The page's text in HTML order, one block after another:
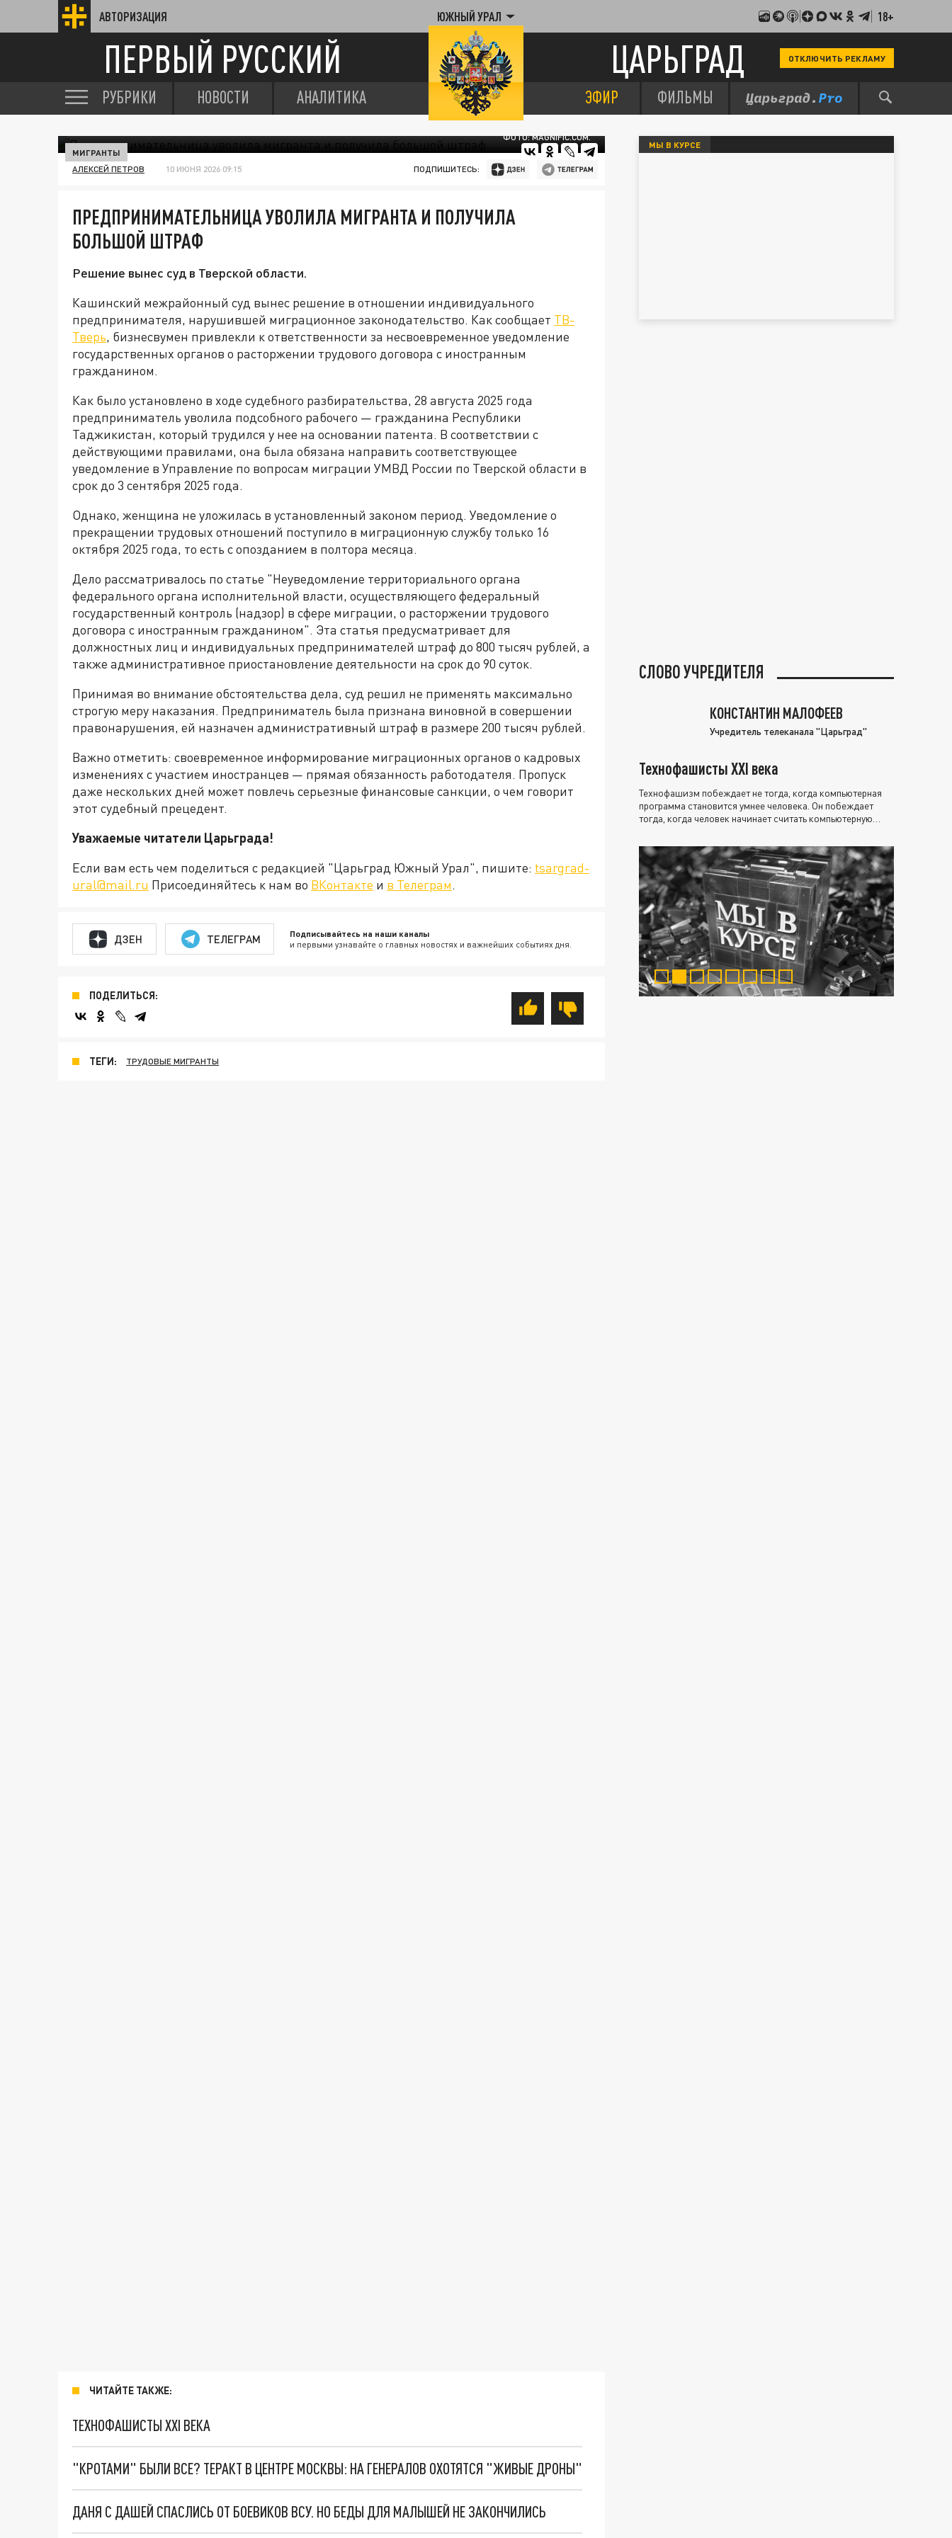
АВТОРИЗАЦИЯ ЮЖНЫЙ УРАЛ 18+
ПЕРВЫЙ РУССКИЙ ЦАРЬГРАД ОТКЛЮЧИТЬ РЕКЛАМУ
РУБРИКИ НОВОСТИ АНАЛИТИКА ЭФИР ФИЛЬМЫ
ФОТО: MAGNIFIC.COM.
МИГРАНТЫ
АЛЕКСЕЙ ПЕТРОВ 10 ИЮНЯ 2026 09:15 ПОДПИШИТЕСЬ:
ПРЕДПРИНИМАТЕЛЬНИЦА УВОЛИЛА МИГРАНТА И ПОЛУЧИЛА
БОЛЬШОЙ ШТРАФ
Решение вынес суд в Тверской области.
Кашинский межрайонный суд вынес решение в отношении индивидуального
предпринимателя, нарушившей миграционное законодательство. Как сообщает ТВ-
Тверь, бизнесвумен привлекли к ответственности за несвоевременное уведомление
государственных органов о расторжении трудового договора с иностранным
гражданином.
Как было установлено в ходе судебного разбирательства, 28 августа 2025 года
предприниматель уволила подсобного рабочего — гражданина Республики
Таджикистан, который трудился у нее на основании патента. В соответствии с
действующими правилами, она была обязана направить соответствующее
уведомление в Управление по вопросам миграции УМВД России по Тверской области в
срок до 3 сентября 2025 года.
Однако, женщина не уложилась в установленный законом период. Уведомление о
прекращении трудовых отношений поступило в миграционную службу только 16
октября 2025 года, то есть с опозданием в полтора месяца.
Дело рассматривалось по статье "Неуведомление территориального органа
федерального органа исполнительной власти, осуществляющего федеральный
государственный контроль (надзор) в сфере миграции, о расторжении трудового
договора с иностранным гражданином". Эта статья предусматривает для
должностных лиц и индивидуальных предпринимателей штраф до 800 тысяч рублей, а
также административное приостановление деятельности на срок до 90 суток.
Принимая во внимание обстоятельства дела, суд решил не применять максимально
строгую меру наказания. Предприниматель была признана виновной в совершении
правонарушения, ей назначен административный штраф в размере 200 тысяч рублей.
Важно отметить: своевременное информирование миграционных органов о кадровых
изменениях с участием иностранцев — прямая обязанность работодателя. Пропуск
даже нескольких дней может повлечь серьезные финансовые санкции, о чем говорит
этот судебный прецедент.
Уважаемые читатели Царьграда!
Если вам есть чем поделиться с редакцией "Царьград Южный Урал", пишите: tsargrad-
ural@mail.ru Присоединяйтесь к нам во ВКонтакте и в Телеграм.
ДЗЕН ТЕЛЕГРАМ Подписывайтесь на наши каналы
и первыми узнавайте о главных новостях и важнейших событиях дня.
ПОДЕЛИТЬСЯ:
ТЕГИ: ТРУДОВЫЕ МИГРАНТЫ
ЧИТАЙТЕ ТАКЖЕ:
ТЕХНОФАШИСТЫ XXI ВЕКА
"КРОТАМИ" БЫЛИ ВСЕ? ТЕРАКТ В ЦЕНТРЕ МОСКВЫ: НА ГЕНЕРАЛОВ ОХОТЯТСЯ "ЖИВЫЕ ДРОНЫ"
ДАНЯ С ДАШЕЙ СПАСЛИСЬ ОТ БОЕВИКОВ ВСУ. НО БЕДЫ ДЛЯ МАЛЫШЕЙ НЕ ЗАКОНЧИЛИСЬ
МЫ В КУРСЕ
СЛОВО УЧРЕДИТЕЛЯ
КОНСТАНТИН МАЛОФЕЕВ
Учредитель телеканала "Царьград"
Технофашисты XXI века
Технофашизм побеждает не тогда, когда компьютерная
программа становится умнее человека. Он побеждает
тогда, когда человек начинает считать компьютерную